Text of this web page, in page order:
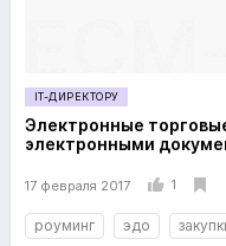
IT-ДИРЕКТОРУ
Электронные
электронными
17 февраля 2017 1
роуминг эдо